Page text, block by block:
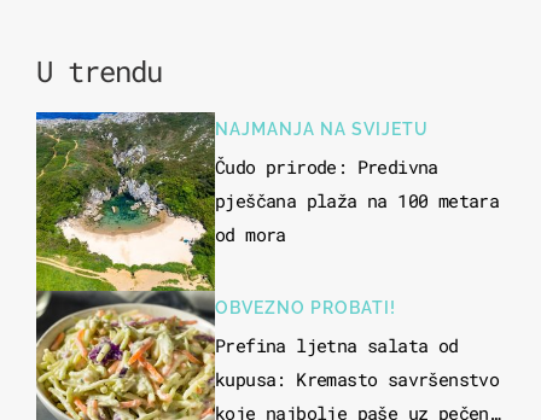
U trendu
NAJMANJA NA SVIJETU
Čudo prirode: Predivna
pješčana plaža na 100 metara
od mora
OBVEZNO PROBATI!
Prefina ljetna salata od
kupusa: Kremasto savršenstvo
koje najbolje paše uz pečeno